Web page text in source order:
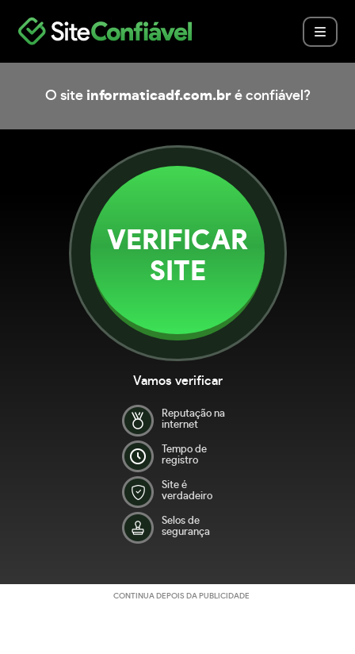
O site informaticadf.com.bré confiável?
VERIFICAR
SITE
Vamos verificar
Reputação na
internet
Tempo de
registro
Site é
verdadeiro
Selos de
segurança
CONTINUA DEPOIS DA PUBLICIDADE